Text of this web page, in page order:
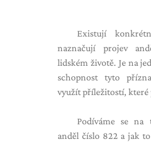
Existují
naznačují projev
lidském životě. Je na
schopnost tyto
využít příležitostí, které
Podíváme se na
anděl číslo 822 a jak